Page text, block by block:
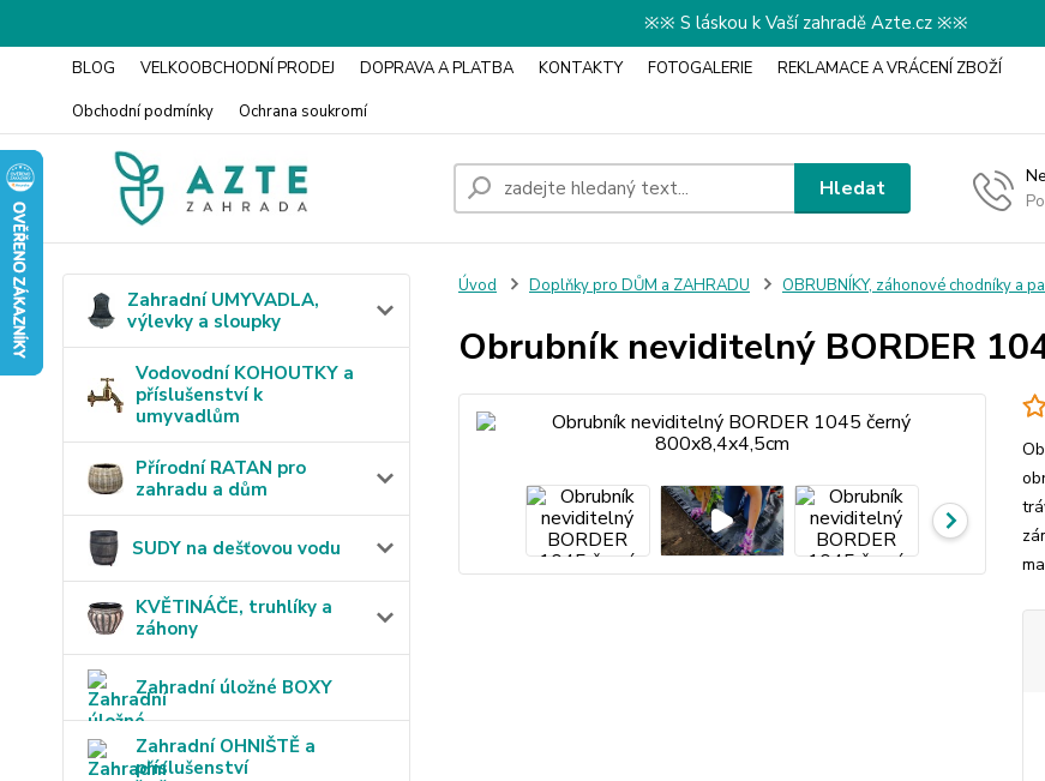
※※ S láskou k Vaší zahradě Azte.cz ※※
BLOG VELKOOBCHODNÍ PRODEJ DOPRAVA A PLATBA KONTAKTY FOTOGALERIE
REKLAMACE A VRÁCENÍ ZBOŽÍ
Obchodní podmínky
Ochrana soukromí
Hledat
Zahradní UMYVADLA,
výlevky a sloupky
Vodovodní KOHOUTKY a
příslušenství k
umyvadlům
Přírodní RATAN pro
zahradu a dům
SUDY na dešťovou vodu
KVĚTINÁČE, truhlíky a
záhony
Zahradní úložné BOXY
Zahradní OHNIŠTĚ a
příslušenství
Úvod Doplňky pro DŮM a ZAHRADU OBRUBNÍKY, záhonové chodníky a
Obrubník neviditelný BORDER